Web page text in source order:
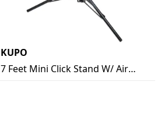
KUPO
7 Feet Mini Click Stand W/ Air